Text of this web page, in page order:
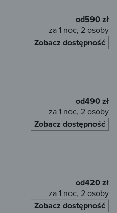
od590 zł
za 1 noc, 2 osoby
Zobacz dostępność
od490 zł
za 1 noc, 2 osoby
Zobacz dostępność
od420 zł
za 1 noc, 2 osoby
Zobacz dostępność